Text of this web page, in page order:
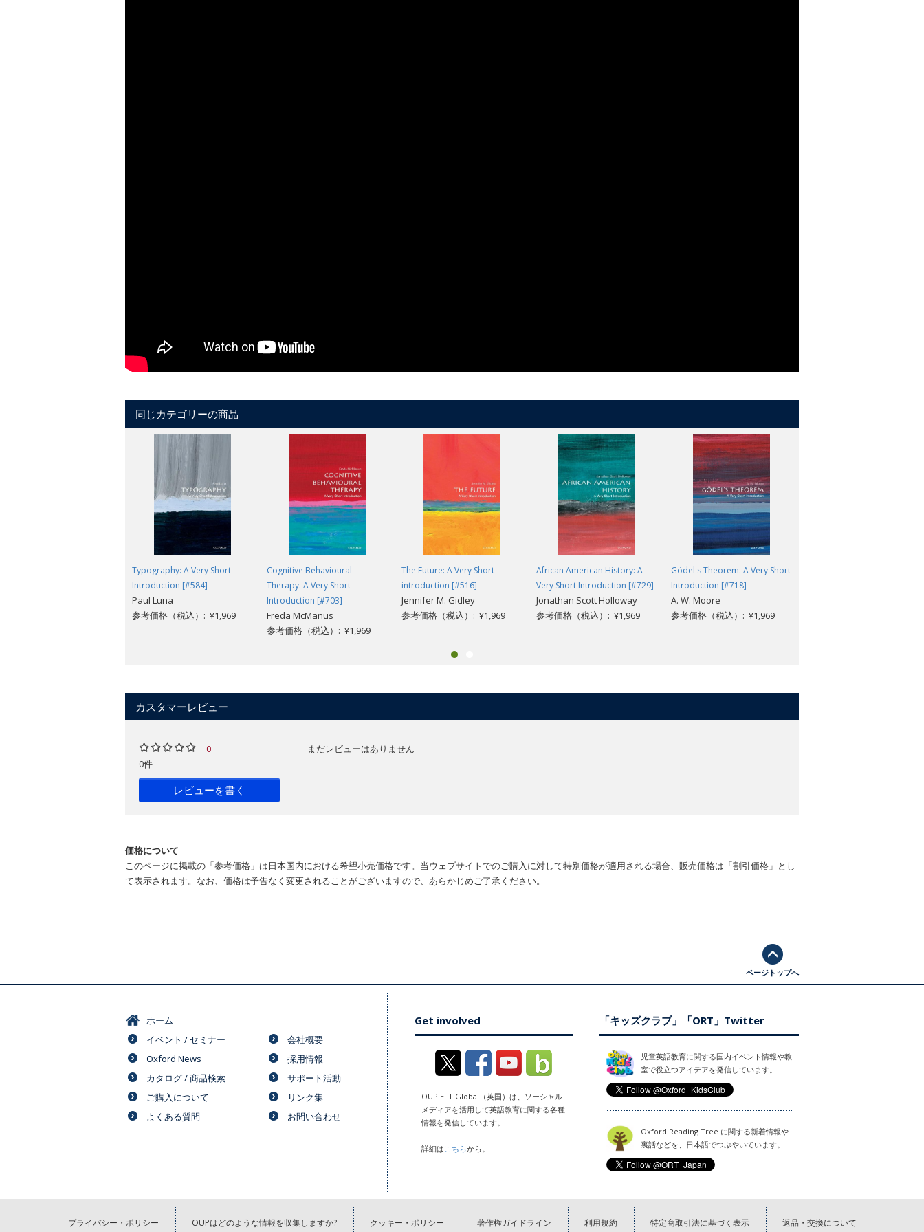
同じカテゴリーの商品
Typography: A Very Short
Introduction [#584]
Paul Luna
参考価格（税込）: ¥1,969
Cognitive Behavioural
Therapy: A Very Short
Introduction [#703]
Freda McManus
参考価格（税込）: ¥1,969
The Future: A Very Short
introduction [#516]
Jennifer M. Gidley
参考価格（税込）: ¥1,969
African American History: A
Very Short Introduction [#729]
Jonathan Scott Holloway
参考価格（税込）: ¥1,969
Gödel's Theorem: A Very Short
Introduction [#718]
A. W. Moore
参考価格（税込）: ¥1,969
カスタマーレビュー
0
0件
レビューを書く
まだレビューはありません
価格について
このページに掲載の「参考価格」は日本国内における希望小売価格です。当ウェブサイトでのご購入に対して特別価格が適用される場合、販売価格は「割引価格」とし
て表示されます。なお、価格は予告なく変更されることがございますので、あらかじめご了承ください。
ページトップへ
ホーム
イベント / セミナー
Oxford News
カタログ / 商品検索
ご購入について
よくある質問
会社概要
採用情報
サポート活動
リンク集
お問い合わせ
Get involved
OUP ELT Global（英国）は、ソーシャル
メディアを活用して英語教育に関する各種
情報を発信しています。
詳細は こちらから。
「キッズクラブ」「ORT」Twitter
児童英語教育に関する国内イベント情報や教
室で役立つアイデアを発信しています。
Oxford Reading Tree に関する新着情報や
裏話などを、日本語でつぶやいています。
プライバシー・ポリシー OUPはどのような情報を収集しますか? クッキー・ポリシー 著作権ガイドライン 利用規約 特定商取引法に基づく表示 返品・交換について